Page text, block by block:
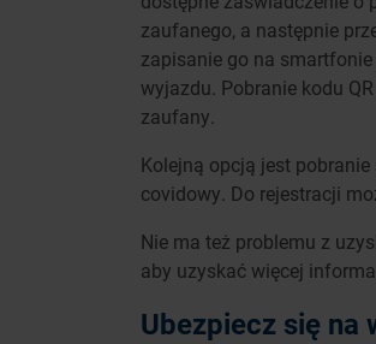
zaufanego, a następnie
zapisanie go na
wyjazdu. Pobranie kodu
zaufany.
Kolejną opcją jest
covidowy. Do rejestracji
Nie ma też problemu z
aby uzyskać więcej
Ubezpiecz się na